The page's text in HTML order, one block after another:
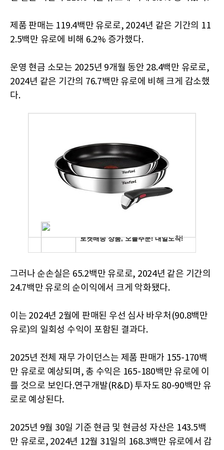
제품 판매는 119.4백만 유로로, 2024년 같은 기간의 11
2.5백만 유로에 비해 6.2% 증가했다.
운영 현금 소모는 2025년 9개월 동안 28.4백만 유로로,
2024년 같은 기간의 76.7백만 유로에 비해 크게 감소했
다.
그러나 순손실은 65.2백만 유로로, 2024년 같은 기간의
24.7백만 유로의 순이익에서 크게 악화됐다.
이는 2024년 2월에 판매된 우선 심사 바우처(90.8백만
유로)의 일회성 수익이 포함된 결과다.
2025년 전체 재무 가이던스는 제품 판매가 155-170백
만 유로로 예상되며, 총 수익은 165-180백만 유로에 이
를 것으로 보인다.연구개발(R&D) 투자도 80-90백만 유
로로 예상된다.
2025년 9월 30일 기준 현금 및 현금성 자산은 143.5백
만 유로로, 2024년 12월 31일의 168.3백만 유로에서 감